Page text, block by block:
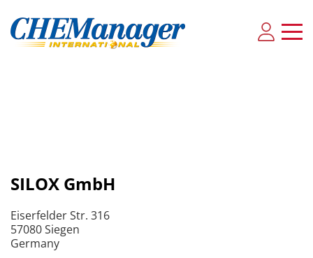
SILOX GmbH
Eiserfelder Str. 316
57080 Siegen
Germany